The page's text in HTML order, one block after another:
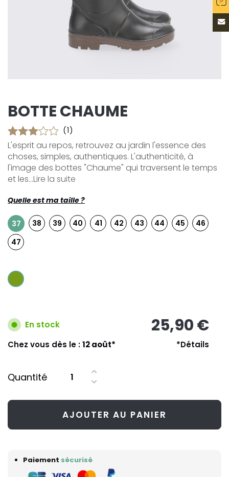
BOTTE CHAUME
(1)
L'esprit au repos, retrouvez au jardin l'essence des
choses, simples, authentiques. L'authenticité, à
l'image des bottes "Chaume" qui traversent le temps
et les...Lire la suite
Quelle est ma taille ?
37 38 39 40 41 42 43 44 45
46
47
En stock 25,90 €
Chez vous dès le :12 août* *Détails
Quantité
AJOUTER AU PANIER
Paiement sécurisé